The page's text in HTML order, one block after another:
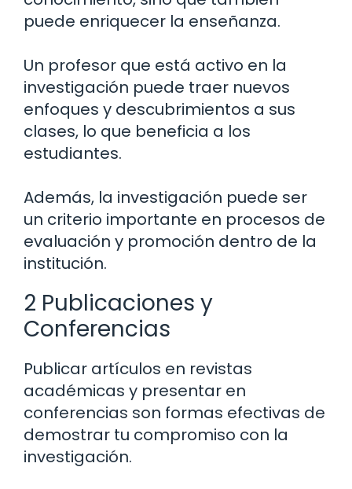
puede enriquecer la enseñanza.
Un profesor que está activo en la
investigación puede traer nuevos
enfoques y descubrimientos a sus
clases, lo que beneficia a los
estudiantes.
Además, la investigación puede ser
un criterio importante en procesos de
evaluación y promoción dentro de la
institución.
2 Publicaciones y
Conferencias
Publicar artículos en revistas
académicas y presentar en
conferencias son formas efectivas de
demostrar tu compromiso con la
investigación.